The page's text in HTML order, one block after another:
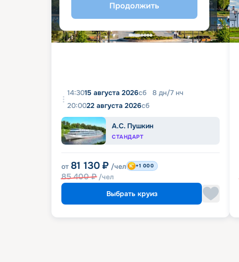
Продолжить
14:3015 августа 2026сб 8 дн/7 нч
20:0022 августа 2026сб
А.С. Пушкин
СТАНДАРТ
от 81 130 ₽ /чел
85 400₽ /чел
+1 000
Выбрать круиз